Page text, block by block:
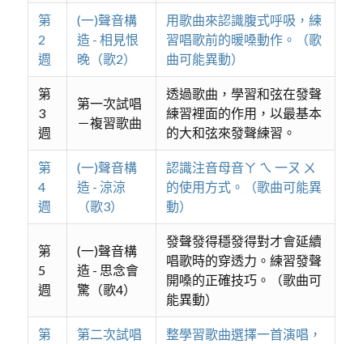
第
2
週
(一)聲音構
造 - 相見恨
晚（歌2）
用歌曲來認識腹式呼吸，練
習唱歌前的暖嗓動作。（歌
曲可能異動）
第
3
週
第一次試唱
－複習歌曲
透過歌曲，學習和弦在發聲
練習裡面的作用，以最基本
的大和弦來發聲練習。
第
4
週
(一)聲音構
造 - 涼涼
（歌3）
認識注音母音ㄚ ㄟ 一ㄡ ㄨ
的使用方式。（歌曲可能異
動）
第
5
週
(一)聲音構
造 - 思念會
驚（歌4）
發聲發得穩發得對才會延續
唱歌時的穿透力。練習發聲
開嗓的正確技巧。（歌曲可
能異動）
第
第二次試唱
整學習歌曲選擇一首演唱，